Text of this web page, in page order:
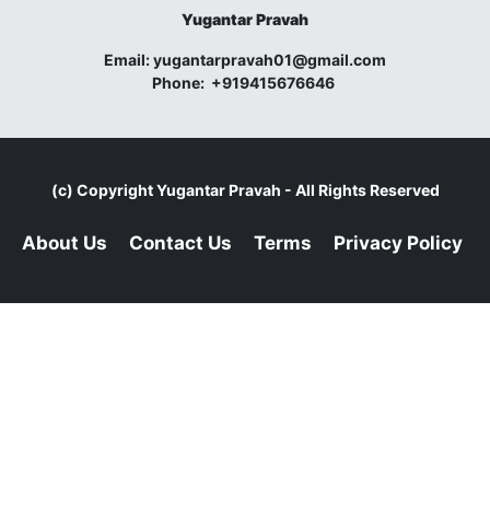
Yugantar Pravah
Email:yugantarpravah01@gmail.com
Phone: +919415676646
(c) CopyrightYugantar Pravah - All Rights Reserved
About Us Contact Us Terms Privacy Policy